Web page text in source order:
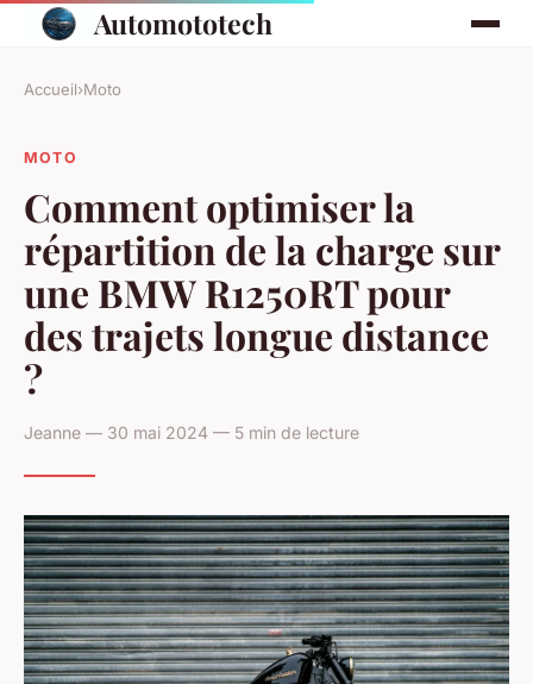
Automototech
Accueil›Moto
MOTO
Comment optimiser la
répartition de la charge sur
une BMW R1250RT pour
des trajets longue distance
?
Jeanne — 30 mai 2024 — 5 min de lecture